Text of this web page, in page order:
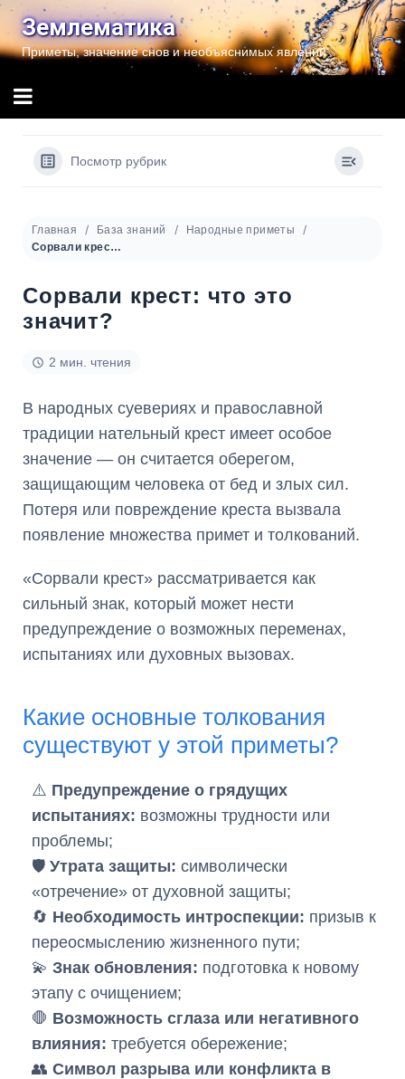
Перейти
содержимому
Землематика
Приметы, значение снов и необъяснимых явлений
Посмотр рубрик
Главная База знаний
Народные приметы
Сорвали крест: что это значит?
Сорвали крест: что это
значит?
2 мин. чтения
В народных суевериях и православной
традиции нательный крест имеет особое
значение — он считается оберегом,
защищающим человека от бед и злых сил.
Потеря или повреждение креста вызвала
появление множества примет и толкований.
«Сорвали крест» рассматривается как
сильный знак, который может нести
предупреждение о возможных переменах,
испытаниях или духовных вызовах.
Какие основные толкования
существуют у этой приметы?
⚠️ Предупреждение о грядущих
испытаниях: возможны трудности или
проблемы;
🛡 Утрата защиты: символически
«отречение» от духовной защиты;
🔄 Необходимость интроспекции: призыв к
переосмыслению жизненного пути;
💫 Знак обновления: подготовка к новому
этапу с очищением;
🛑 Возможность сглаза или негативного
влияния: требуется обережение;
👥 Символ разрыва или конфликта в